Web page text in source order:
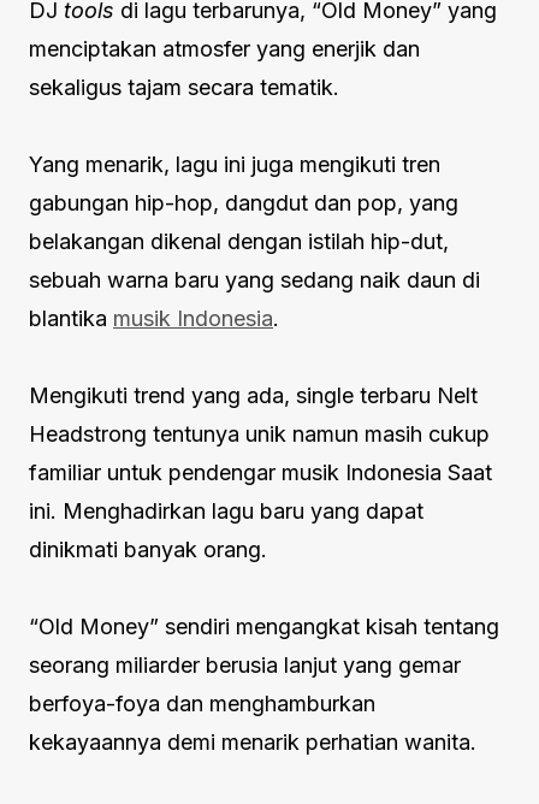
DJ tools di lagu terbarunya, “Old Money” yang
menciptakan atmosfer yang enerjik dan
sekaligus tajam secara tematik.
Yang menarik, lagu ini juga mengikuti tren
gabungan hip-hop, dangdut dan pop, yang
belakangan dikenal dengan istilah hip-dut,
sebuah warna baru yang sedang naik daun di
blantika musik Indonesia.
Mengikuti trend yang ada, single terbaru Nelt
Headstrong tentunya unik namun masih cukup
familiar untuk pendengar musik Indonesia Saat
ini. Menghadirkan lagu baru yang dapat
dinikmati banyak orang.
“Old Money” sendiri mengangkat kisah tentang
seorang miliarder berusia lanjut yang gemar
berfoya-foya dan menghamburkan
kekayaannya demi menarik perhatian wanita.